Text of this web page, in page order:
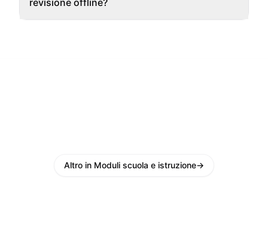
revisione offline?
Altro in Moduli scuola e istruzione→